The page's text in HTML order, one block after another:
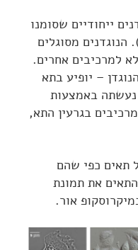
ייחודיים שסומנו
הנוגדנים מסוגלים
למרכיבים אחרים.
– יופיע בתא
נעשתה באמצעות
בגרעין התא,
תאים כפי שהם
את תמונת
אור.